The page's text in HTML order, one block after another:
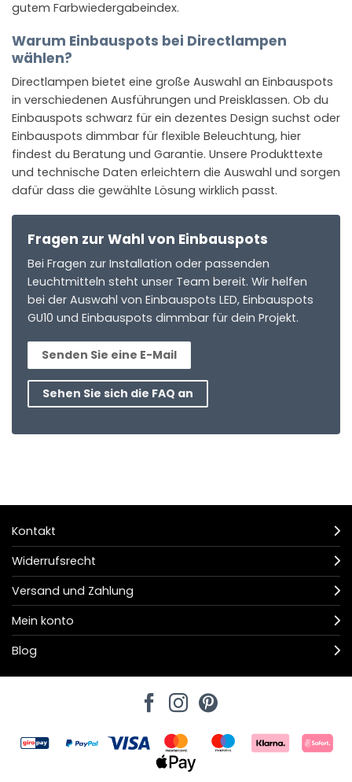
gutem Farbwiedergabeindex.
Warum Einbauspots bei Directlampen
wählen?
Directlampen bietet eine große Auswahl an Einbauspots
in verschiedenen Ausführungen und Preisklassen. Ob du
Einbauspots schwarz für ein dezentes Design suchst oder
Einbauspots dimmbar für flexible Beleuchtung, hier
findest du Beratung und Garantie. Unsere Produkttexte
und technische Daten erleichtern die Auswahl und sorgen
dafür dass die gewählte Lösung wirklich passt.
Fragen zur Wahl von Einbauspots
Bei Fragen zur Installation oder passenden
Leuchtmitteln steht unser Team bereit. Wir helfen
bei der Auswahl von Einbauspots LED, Einbauspots
GU10 und Einbauspots dimmbar für dein Projekt.
Senden Sie eine E-Mail
Sehen Sie sich die FAQ an
Kontakt
Widerrufsrecht
Versand und Zahlung
Mein konto
Blog